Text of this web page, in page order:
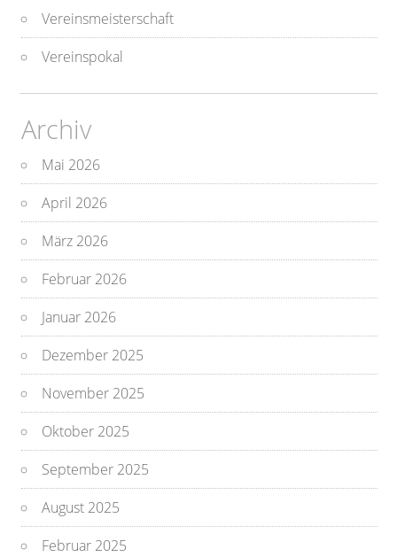
Vereinsmeisterschaft
Vereinspokal
Archiv
Mai 2026
April 2026
März 2026
Februar 2026
Januar 2026
Dezember 2025
November 2025
Oktober 2025
September 2025
August 2025
Februar 2025